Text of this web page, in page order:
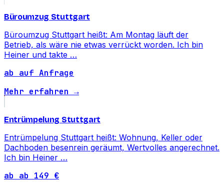
Büroumzug Stuttgart
Büroumzug Stuttgart heißt: Am Montag läuft der
Betrieb, als wäre nie etwas verrückt worden. Ich bin
Heiner und takte …
ab auf Anfrage
Mehr erfahren →
Entrümpelung Stuttgart
Entrümpelung Stuttgart heißt: Wohnung, Keller oder
Dachboden besenrein geräumt, Wertvolles angerechnet.
Ich bin Heiner …
ab ab 149 €